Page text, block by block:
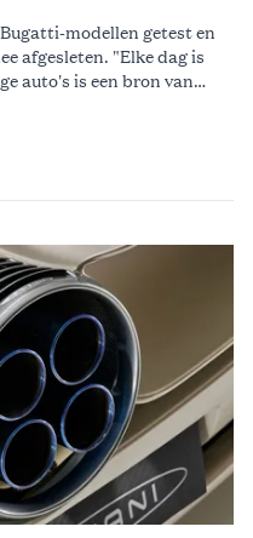
modellen getest en
afgesleten. "Elke dag is
auto's is een bron van